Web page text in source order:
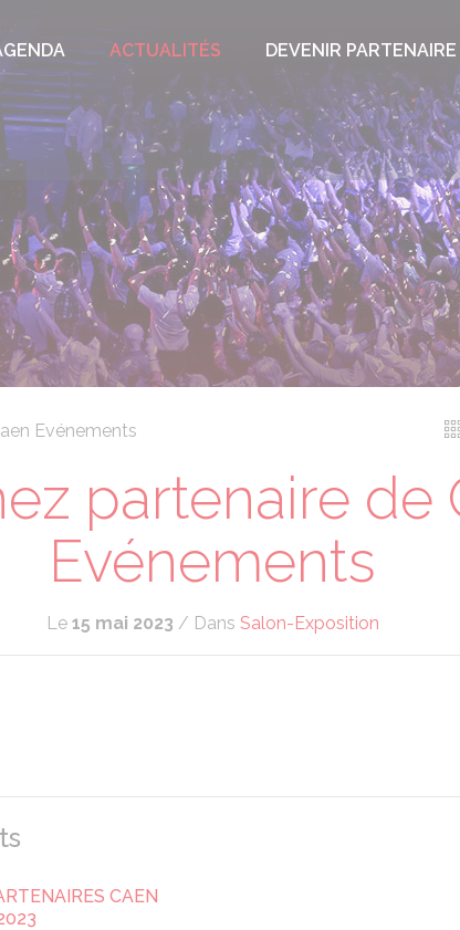
ACTUALITÉS DEVENIR PARTENAIRE
Evénements
partenaire de
Evénements
Le 15 mai 2023 / Dans Salon-Exposition
CAEN